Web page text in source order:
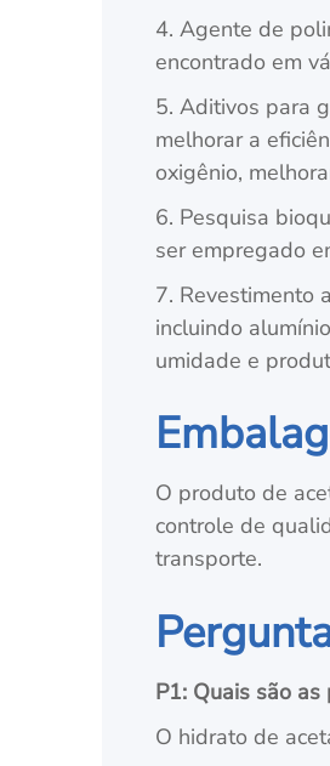
4. Agente de
encontrado em
5. Aditivos para
melhorar a
oxigênio,
6. Pesquisa
ser empregado
7. Revestimento
incluindo
umidade e
O produto de
controle de
transporte.
P1: Quais são
O hidrato de